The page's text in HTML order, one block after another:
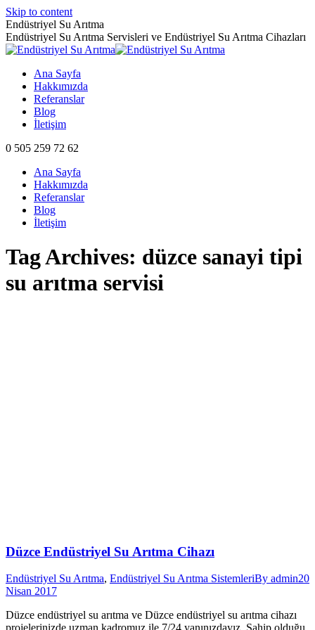
Skip to content
Endüstriyel Su Arıtma
Endüstriyel Su Arıtma Servisleri ve Endüstriyel Su Arıtma Cihazları
Ana Sayfa
Hakkımızda
Referanslar
Blog
İletişim
0 505 259 72 62
Ana Sayfa
Hakkımızda
Referanslar
Blog
İletişim
Tag Archives: düzce sanayi tipi
su arıtma servisi
Düzce Endüstriyel Su Arıtma Cihazı
Endüstriyel Su Arıtma, Endüstriyel Su Arıtma SistemleriBy admin20
Nisan 2017
Düzce endüstriyel su arıtma ve Düzce endüstriyel su arıtma cihazı